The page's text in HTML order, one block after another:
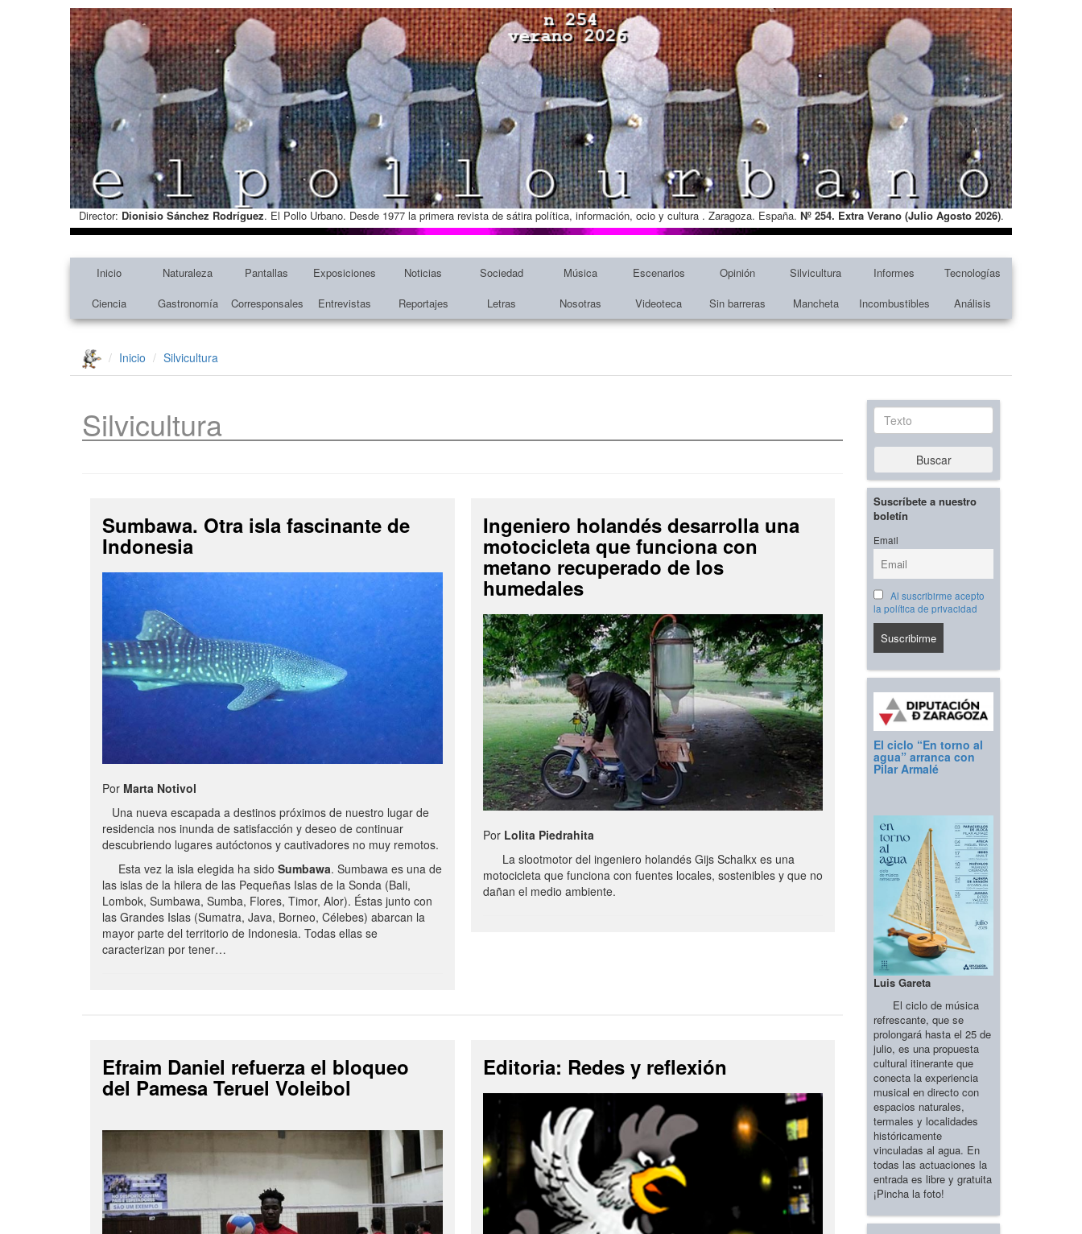
Director: Dionisio Sánchez Rodríguez. El Pollo Urbano. Desde 1977 la primera revista de sátira política, información, ocio y cultura . Zaragoza. España. Nº 254. Extra Verano (Julio Agosto 2026).
Inicio Naturaleza Pantallas Exposiciones Noticias Sociedad Música Escenarios Opinión Silvicultura Informes
Tecnologías
Ciencia
Gastronomía Corresponsales Entrevistas Reportajes Letras Nosotras Videoteca Sin barreras Mancheta Incombustibles Análisis
Inicio Silvicultura
Silvicultura
Sumbawa. Otra isla fascinante de
Indonesia
Por Marta Notivol
Una nueva escapada a destinos próximos de nuestro lugar de
residencia nos inunda de satisfacción y deseo de continuar
descubriendo lugares autóctonos y cautivadores no muy remotos.
Esta vez la isla elegida ha sido Sumbawa. Sumbawa es una de
las islas de la hilera de las Pequeñas Islas de la Sonda (Bali,
Lombok, Sumbawa, Sumba, Flores, Timor, Alor). Éstas junto con
las Grandes Islas (Sumatra, Java, Borneo, Célebes) abarcan la
mayor parte del territorio de Indonesia. Todas ellas se
caracterizan por tener…
Ingeniero holandés desarrolla una
motocicleta que funciona con
metano recuperado de los
humedales
Por Lolita Piedrahita
La slootmotor del ingeniero holandés Gijs Schalkx es una
motocicleta que funciona con fuentes locales, sostenibles y que no
dañan el medio ambiente.
Efraim Daniel refuerza el bloqueo
del Pamesa Teruel Voleibol
Editoria: Redes y reflexión
Texto
Buscar
Suscríbete a nuestro
boletín
Email
Al suscribirme acepto
la política de privacidad
El ciclo “En torno al
agua” arranca con
Pilar Armalé
Luis Gareta
El ciclo de música
refrescante, que se
prolongará hasta el 25 de
julio, es una propuesta
cultural itinerante que
conecta la experiencia
musical en directo con
espacios naturales,
termales y localidades
históricamente
vinculadas al agua. En
todas las actuaciones la
entrada es libre y gratuita
¡Pincha la foto!